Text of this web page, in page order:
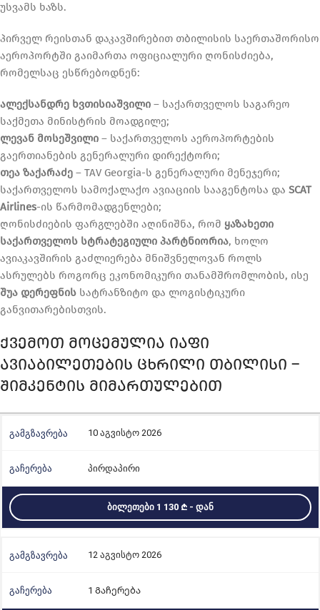
უსვამს ხაზს.
პირველ რეისთან დაკავშირებით თბილისის საერთაშორისო
აეროპორტში გაიმართა ოფიციალური ღონისძიება,
რომელსაც ესწრებოდნენ:
ალექსანდრე ხვთისიაშვილი – საქართველოს საგარეო
საქმეთა მინისტრის მოადგილე;
ლევან მოსეშვილი – საქართველოს აეროპორტების
გაერთიანების გენერალური დირექტორი;
თეა ზაქარაძე – TAV Georgia-ს გენერალური მენეჯერი;
საქართველოს სამოქალაქო ავიაციის სააგენტოსა და SCAT
Airlines-ის წარმომადგენლები;
ღონისძიების ფარგლებში აღინიშნა, რომ ყაზახეთი
საქართველოს სტრატეგიული პარტნიორია, ხოლო
ავიაკავშირის გაძლიერება მნიშვნელოვან როლს
ასრულებს როგორც ეკონომიკური თანამშრომლობის, ისე
შუა დერეფნის სატრანზიტო და ლოგისტიკური
განვითარებისთვის.
ᲥᲕᲔᲛᲝᲗ ᲛᲝᲪᲔᲛᲣᲚᲘᲐ ᲘᲐᲤᲘ
ᲐᲕᲘᲐᲑᲘᲚᲔᲗᲔᲑᲘᲡ ᲪᲮᲠᲘᲚᲘ ᲗᲑᲘᲚᲘᲡᲘ –
ᲨᲘᲛᲙᲔᲜᲢᲘᲡ ᲛᲘᲛᲐᲠᲗᲣᲚᲔᲑᲘᲗ
10 აგვისტო 2026
პირდაპირი
ᲑᲘᲚᲔᲗᲔᲑᲘ 1 130 - ᲓᲐᲜ
12 აგვისტო 2026
1 Გაჩერება